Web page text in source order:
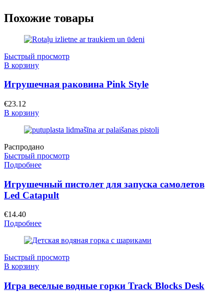
Похожие товары
Быстрый просмотр
В корзину
Игрушечная раковина Pink Style
€23.12
В корзину
Распродано
Быстрый просмотр
Подробнее
Игрушечный пистолет для запуска самолетов
Led Catapult
€14.40
Подробнее
Быстрый просмотр
В корзину
Игра веселые водные горки Track Blocks Desk